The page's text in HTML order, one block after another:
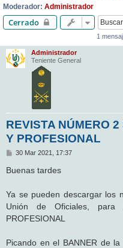
Moderador: Administrador
Cerrado
1
Administrador
Teniente General
REVISTA NÚMERO
Y PROFESIONAL
M
n
s
e
30 Mar 2021, 17:37
Buenas tardes
Ya se pueden descargar los
Unión de Oficiales, para
PROFESIONAL
Picando en el BANNER de